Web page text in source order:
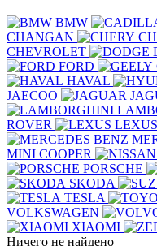
BMW
CHANGAN
CHEVROLET
FORD
HAVAL
JAECOO
ROVER
LEXUS
MINI COOPER
PORSCHE
SKODA
TESLA
VOLKSWAGEN
XIAOMI
Ничего не найдено